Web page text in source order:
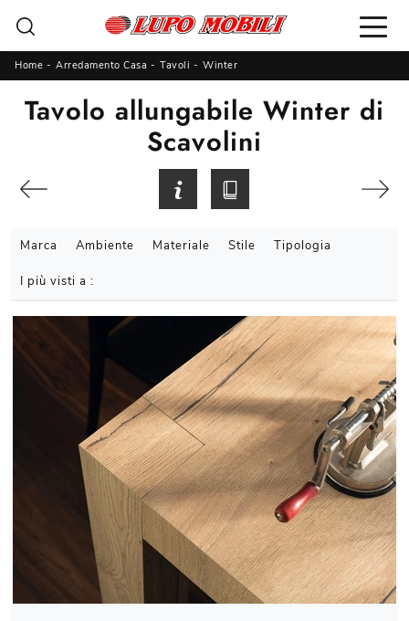
Home - Arredamento Casa - Tavoli - Winter
Tavolo allungabile Winter di
Scavolini
Marca Ambiente Materiale Stile Tipologia
I più visti a :